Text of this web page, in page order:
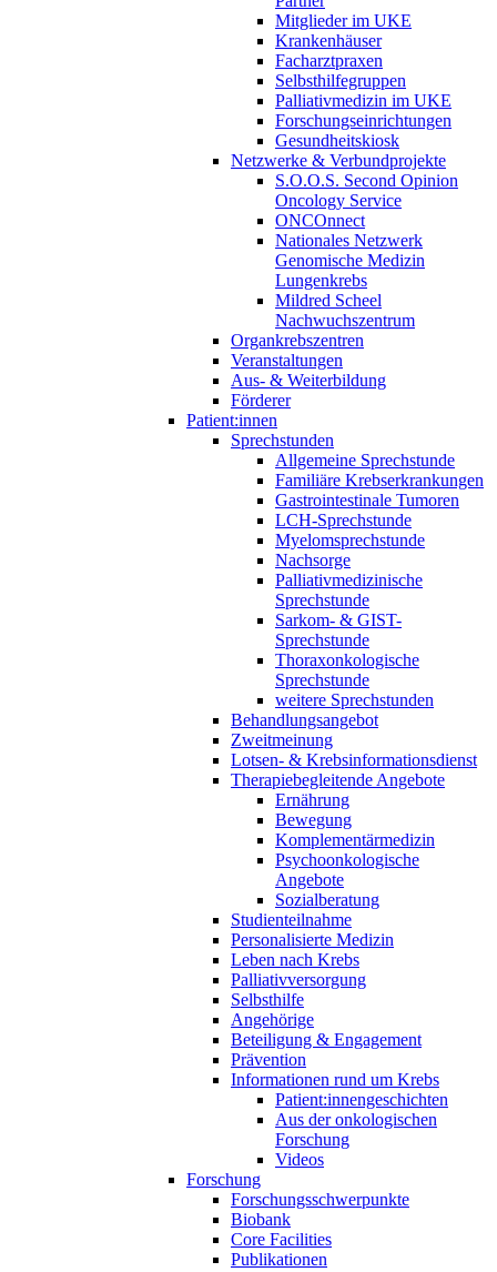
Mitglieder im UKE
Krankenhäuser
Facharztpraxen
Selbsthilfegruppen
Palliativmedizin im UKE
Forschungseinrichtungen
Gesundheitskiosk
Netzwerke & Verbundprojekte
S.O.O.S. Second Opinion
Oncology Service
ONCOnnect
Nationales Netzwerk
Genomische Medizin
Lungenkrebs
Mildred Scheel
Nachwuchszentrum
Organkrebszentren
Veranstaltungen
Aus- & Weiterbildung
Förderer
Patient:innen
Sprechstunden
Allgemeine Sprechstunde
Familiäre Krebserkrankungen
Gastrointestinale Tumoren
LCH-Sprechstunde
Myelomsprechstunde
Nachsorge
Palliativmedizinische
Sprechstunde
Sarkom- & GIST-
Sprechstunde
Thoraxonkologische
Sprechstunde
weitere Sprechstunden
Behandlungsangebot
Zweitmeinung
Lotsen- & Krebsinformationsdienst
Therapiebegleitende Angebote
Ernährung
Bewegung
Komplementärmedizin
Psychoonkologische
Angebote
Sozialberatung
Studienteilnahme
Personalisierte Medizin
Leben nach Krebs
Palliativversorgung
Selbsthilfe
Angehörige
Beteiligung & Engagement
Prävention
Informationen rund um Krebs
Patient:innengeschichten
Aus der onkologischen
Forschung
Videos
Forschung
Forschungsschwerpunkte
Biobank
Core Facilities
Publikationen